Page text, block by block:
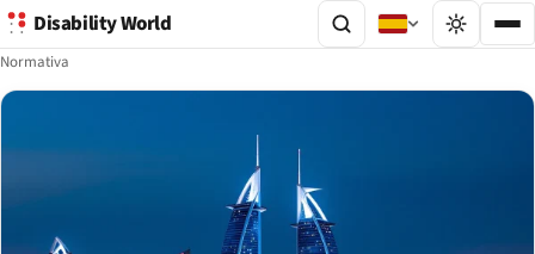
Disability World
Normativa